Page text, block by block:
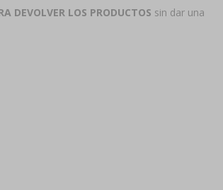
DEVOLVER LOS PRODUCTOS sin dar una